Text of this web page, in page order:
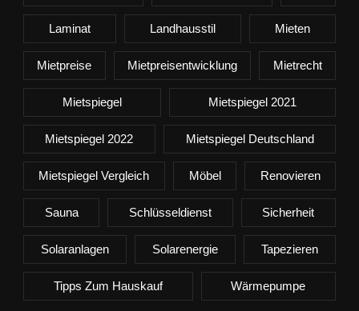
Laminat Landhausstil Mieten
Mietpreise Mietpreisentwicklung Mietrecht
Mietspiegel Mietspiegel 2021
Mietspiegel 2022 Mietspiegel Deutschland
Mietspiegel Vergleich Möbel Renovieren
Sauna Schlüsseldienst Sicherheit
Solaranlagen Solarenergie Tapezieren
Tipps Zum Hauskauf Wärmepumpe